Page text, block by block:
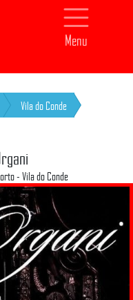
Menu
Vila do Conde
- Vila do Conde